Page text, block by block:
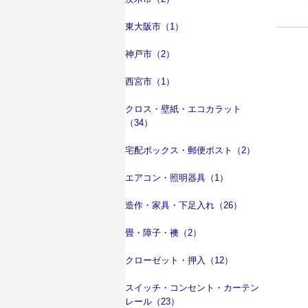
東大阪市（1）
神戸市（2）
西宮市（1）
クロス・壁紙・エコカラット
（34）
宅配ボックス・郵便ポスト（2）
エアコン・照明器具（1）
造作・家具・下足入れ（26）
畳・障子・襖（2）
クローゼット・押入（12）
スイッチ・コンセント・カーテン
レール（23）